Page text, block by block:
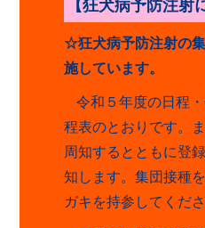
【狂犬病予防注射
☆狂犬病予防注射の
施しています。
令和５年度の日程
程表のとおりです。
周知するとともに登
知します。集団接種
ガキを持参してくださ